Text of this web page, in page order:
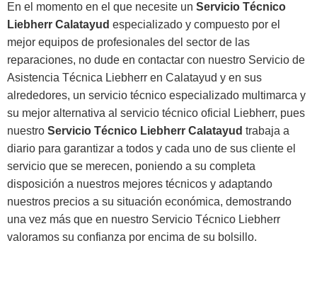
En el momento en el que necesite un Servicio Técnico
Liebherr Calatayud especializado y compuesto por el
mejor equipos de profesionales del sector de las
reparaciones, no dude en contactar con nuestro Servicio de
Asistencia Técnica Liebherr en Calatayud y en sus
alrededores, un servicio técnico especializado multimarca y
su mejor alternativa al servicio técnico oficial Liebherr, pues
nuestro Servicio Técnico Liebherr Calatayud trabaja a
diario para garantizar a todos y cada uno de sus cliente el
servicio que se merecen, poniendo a su completa
disposición a nuestros mejores técnicos y adaptando
nuestros precios a su situación económica, demostrando
una vez más que en nuestro Servicio Técnico Liebherr
valoramos su confianza por encima de su bolsillo.